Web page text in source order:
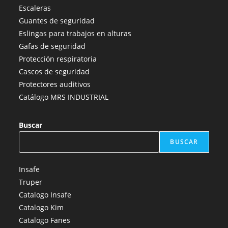
en
una
nueva
pestaña
una
nueva
pestaña
una
nueva
pestaña
nueva
Escaleras
Guantes de seguridad
Eslingas para trabajos en alturas
Gafas de seguridad
Protección respiratoria
Cascos de seguridad
Protectores auditivos
Catálogo MRS INDUSTRIAL
Buscar
BUSCAR
Insafe
Truper
Catalogo Insafe
Catalogo Kim
Catalogo Fanes